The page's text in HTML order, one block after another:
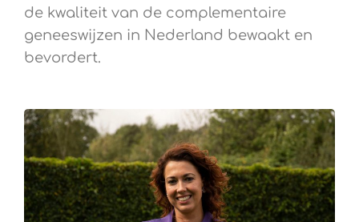
de kwaliteit van de complementaire
geneeswijzen in Nederland bewaakt en
bevordert.